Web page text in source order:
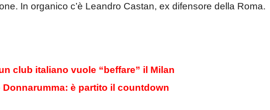
In organico c’è Leandro Castan, ex difensore della Roma.
club italiano vuole “beffare” il Milan
Donnarumma: è partito il countdown